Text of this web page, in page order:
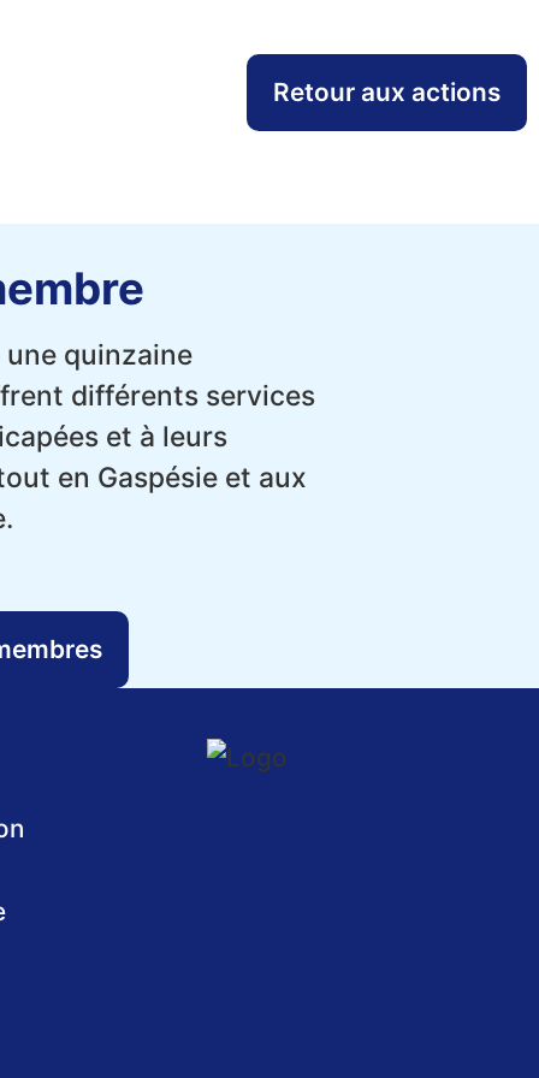
Retour aux actions
une quinzaine
différents services
et à leurs
en Gaspésie et aux